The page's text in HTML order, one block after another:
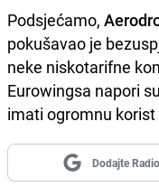
Podsjećamo,
pokušavao je
neke niskotarifne
Eurowingsa napori
imati ogromnu
Dodajte